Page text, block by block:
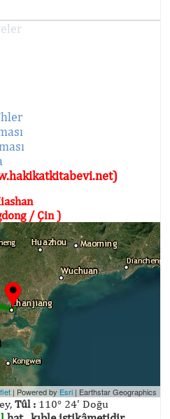
/ Çin )
| Powered by Esri | Earthstar Geographics
Tûl : 110° 24' Doğu